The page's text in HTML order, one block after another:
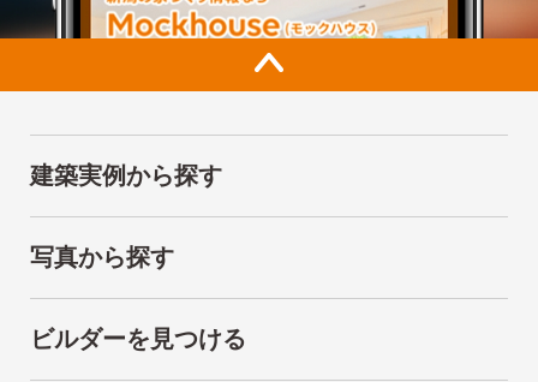
建築実例から探す
写真から探す
ビルダーを見つける